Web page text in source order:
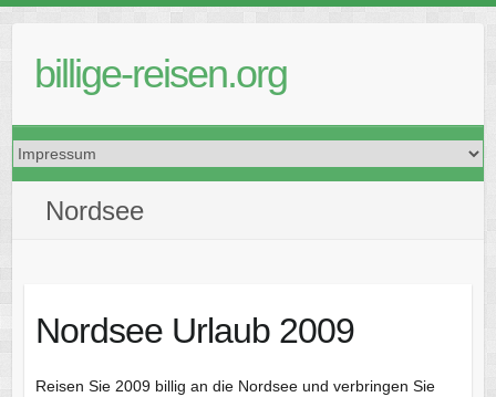
contentbillige-reisen.org
Nordsee
Nordsee Urlaub 2009
Reisen Sie 2009 billig an die Nordsee und verbringen Sie